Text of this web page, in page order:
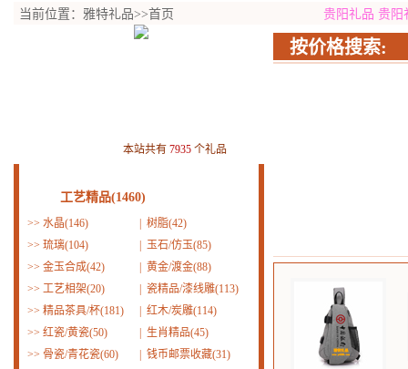
当前位置： 雅特礼品>>首页 贵阳礼品 贵阳
本站共有 7935 个礼品
工艺精品(1460)
>> 水晶(146)
树脂(42)
>> 琉璃(104)
玉石/仿玉(85)
>> 金玉合成(42)
黄金/渡金(88)
>> 工艺相架(20)
瓷精品/漆线雕(113)
>> 精品茶具/杯(181)
红木/炭雕(114)
>> 红瓷/黄瓷(50)
生肖精品(45)
>> 骨瓷/青花瓷(60)
钱币邮票收藏(31)
按价格搜索: